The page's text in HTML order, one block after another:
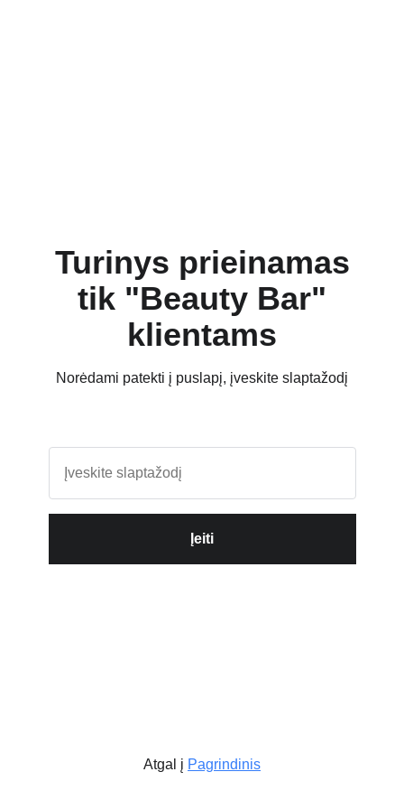
Turinys prieinamas
tik "Beauty Bar"
klientams
Norėdami patekti į puslapį, įveskite slaptažodį
Įeiti
Atgal į Pagrindinis